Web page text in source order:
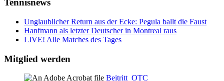
Tennisnews
Unglaublicher Return aus der Ecke: Pegula ballt die Faust
Hanfmann als letzter Deutscher in Montreal raus
LIVE! Alle Matches des Tages
Mitglied werden
Beitritt_OTC